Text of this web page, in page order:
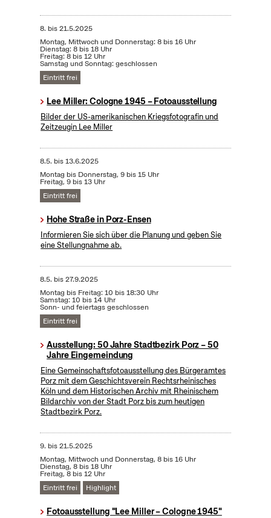
8. bis21.5.2025
Montag, Mittwoch und Donnerstag: 8 bis 16 Uhr
Dienstag: 8 bis 18 Uhr
Freitag: 8 bis 12 Uhr
Samstag und Sonntag: geschlossen
Eintritt frei
Lee Miller: Cologne 1945 – Fotoausstellung
Bilder der US-amerikanischen Kriegsfotografin und
Zeitzeugin Lee Miller
8.5. bis13.6.2025
Montag bis Donnerstag, 9 bis 15 Uhr
Freitag, 9 bis 13 Uhr
Eintritt frei
Hohe Straße in Porz-Ensen
Informieren Sie sich über die Planung und geben Sie
eine Stellungnahme ab.
8.5. bis27.9.2025
Montag bis Freitag: 10 bis 18:30 Uhr
Samstag: 10 bis 14 Uhr
Sonn- und feiertags geschlossen
Eintritt frei
Ausstellung: 50 Jahre Stadtbezirk Porz – 50
Jahre Eingemeindung
Eine Gemeinschaftsfotoausstellung des Bürgeramtes
Porz mit dem Geschichtsverein Rechtsrheinisches
Köln und dem Historischen Archiv mit Rheinischem
Bildarchiv von der Stadt Porz bis zum heutigen
Stadtbezirk Porz.
9. bis21.5.2025
Montag, Mittwoch und Donnerstag, 8 bis 16 Uhr
Dienstag, 8 bis 18 Uhr
Freitag, 8 bis 12 Uhr
Eintritt frei
Highlight
Fotoausstellung "Lee Miller – Cologne 1945"